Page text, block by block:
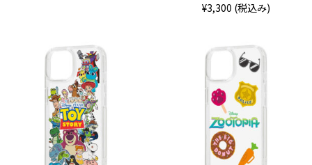
¥3,300 (税込み)